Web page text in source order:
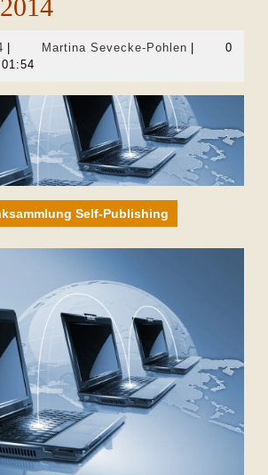
25.
Juli
Martina Sevecke-PohlenMartina
0
01:54
Self-Publishing